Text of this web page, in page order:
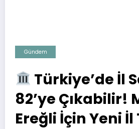
Gündem
Türkiye’de İl
82’ye Çıkabilir!
Ereğli İçin Yeni